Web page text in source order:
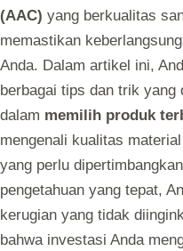
(AAC) yang berkualitas
memastikan
Anda. Dalam artikel ini,
berbagai tips dan trik yang
dalam memilih produk
mengenali kualitas
yang perlu
pengetahuan yang tepat,
kerugian yang tidak
bahwa investasi Anda